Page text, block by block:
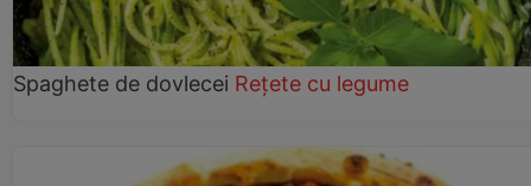
Spaghete de dovlecei Rețete cu legume